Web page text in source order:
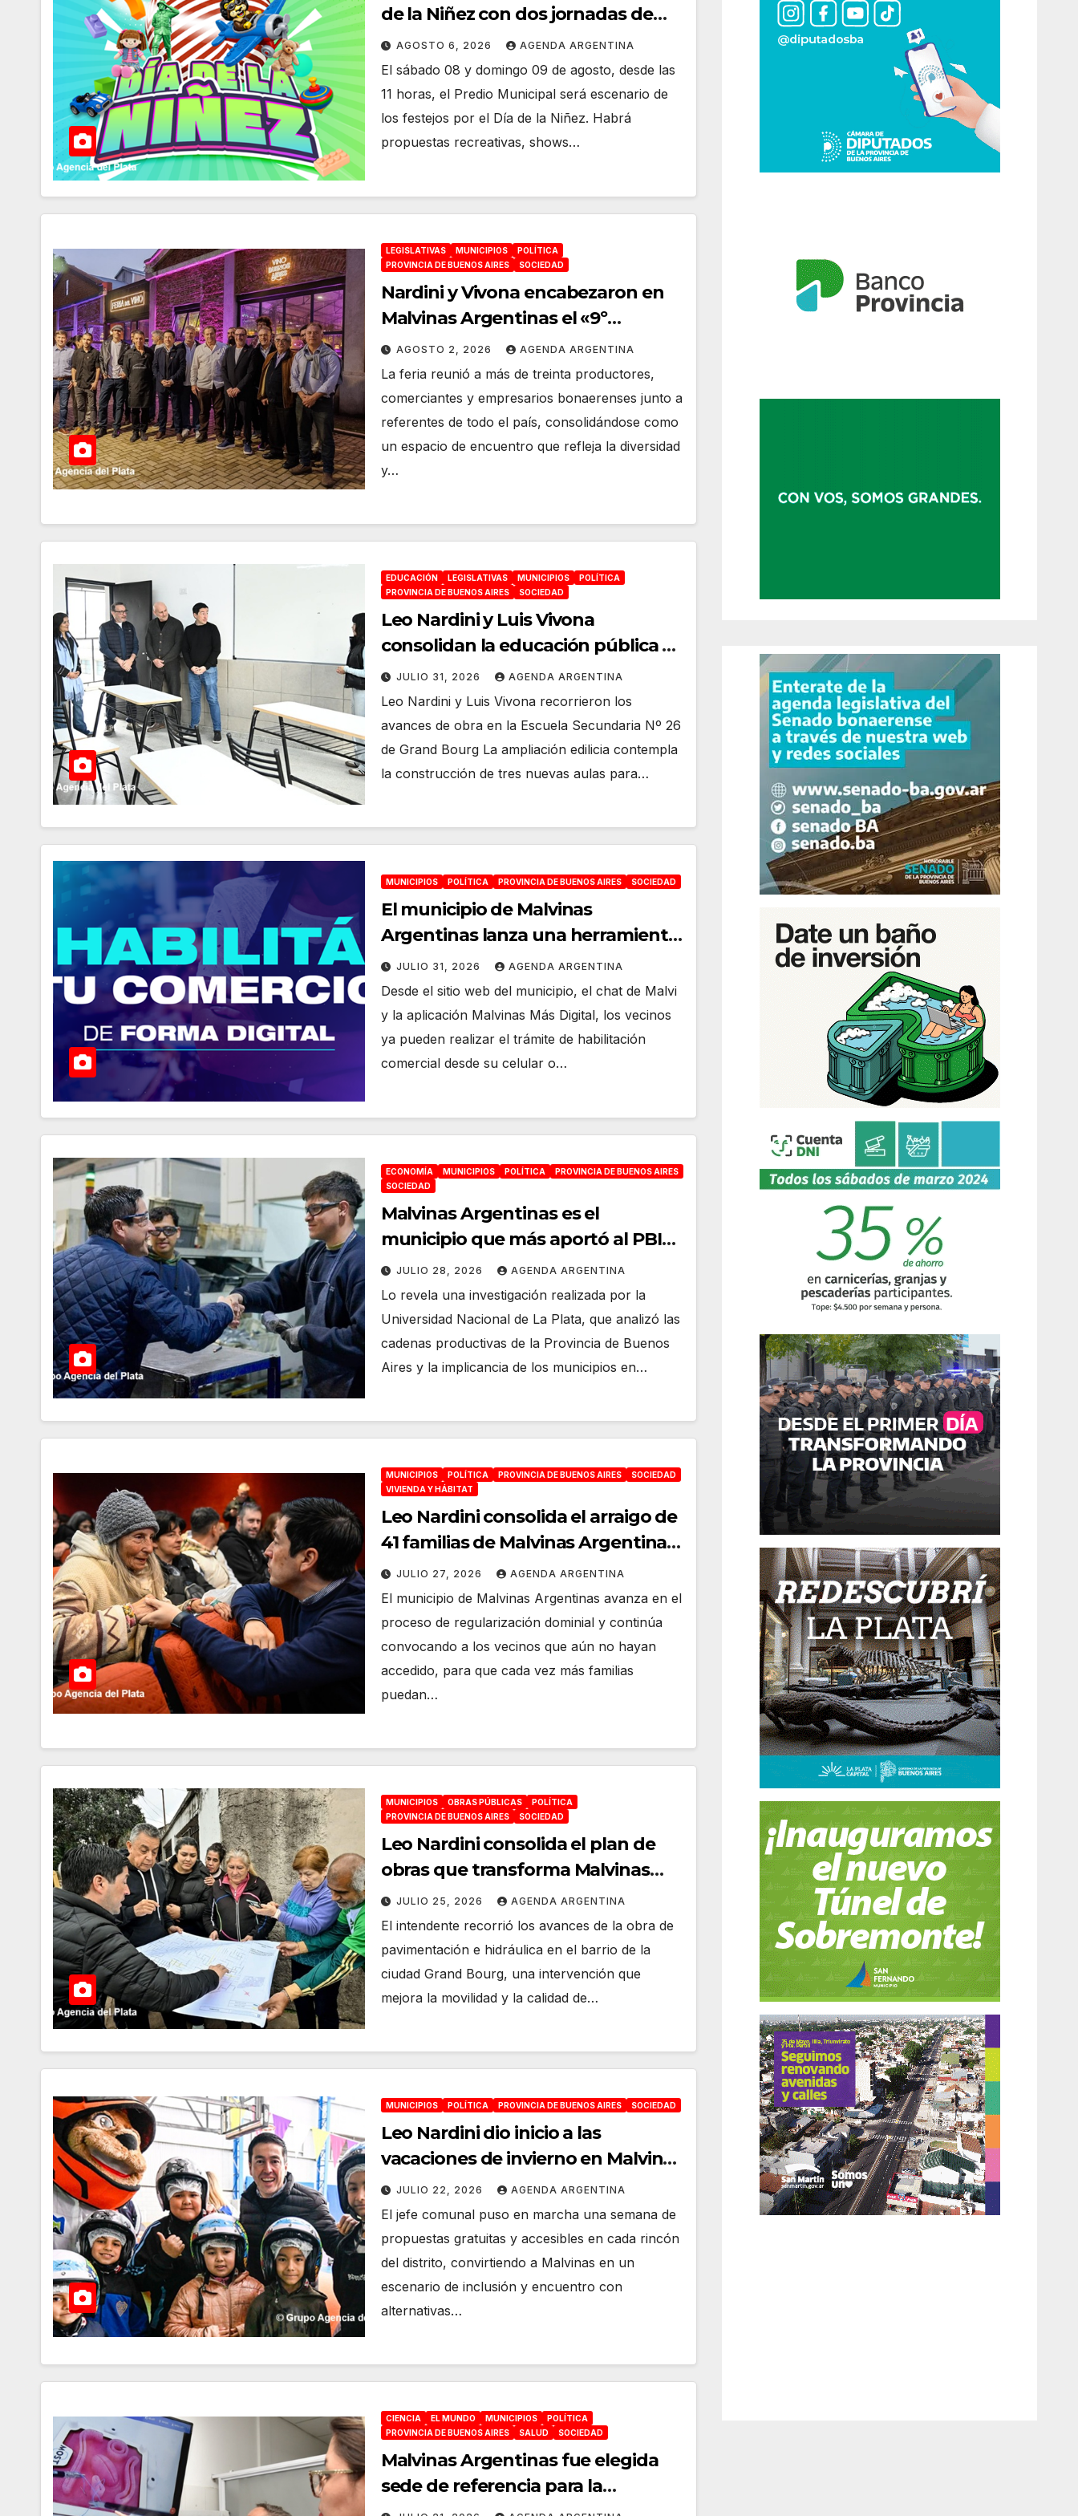
de la Niñez con dos jornadas de
juegos, espectáculos y actividades
para toda la familia
AGOSTO 6, 2026 AGENDA ARGENTINA
El sábado 08 y domingo 09 de agosto, desde las
11 horas, el Predio Municipal será escenario de
los festejos por el Día de la Niñez. Habrá
propuestas recreativas, shows…
LEGISLATIVAS MUNICIPIOS
POLÍTICA
PROVINCIA DE BUENOS AIRES
SOCIEDAD
Nardini y Vivona encabezaron en
Malvinas Argentinas el «9º
Encuentro de Productores
Vitivinícolas de la Provincia de
Buenos Aires»
AGOSTO 2, 2026 AGENDA ARGENTINA
La feria reunió a más de treinta productores,
comerciantes y empresarios bonaerenses junto a
referentes de todo el país, consolidándose como
un espacio de encuentro que refleja la diversidad
y…
EDUCACIÓN LEGISLATIVAS MUNICIPIOS
POLÍTICA
PROVINCIA DE BUENOS AIRES
SOCIEDAD
Leo Nardini y Luis Vivona
consolidan la educación pública en
Malvinas Argentinas con obras
clave en Grand Bourg
JULIO 31, 2026 AGENDA ARGENTINA
Leo Nardini y Luis Vivona recorrieron los
avances de obra en la Escuela Secundaria Nº 26
de Grand Bourg La ampliación edilicia contempla
la construcción de tres nuevas aulas para…
MUNICIPIOS POLÍTICA PROVINCIA DE BUENOS AIRES SOCIEDAD
El municipio de Malvinas
Argentinas lanza una herramienta
para habilitar comercios de
manera digital
JULIO 31, 2026 AGENDA ARGENTINA
Desde el sitio web del municipio, el chat de Malvi
y la aplicación Malvinas Más Digital, los vecinos
ya pueden realizar el trámite de habilitación
comercial desde su celular o…
ECONOMÍA MUNICIPIOS POLÍTICA
PROVINCIA DE BUENOS AIRES
SOCIEDAD
Malvinas Argentinas es el
municipio que más aportó al PBI
de la provincia de Buenos Aires en
la última década
JULIO 28, 2026 AGENDA ARGENTINA
Lo revela una investigación realizada por la
Universidad Nacional de La Plata, que analizó las
cadenas productivas de la Provincia de Buenos
Aires y la implicancia de los municipios en…
MUNICIPIOS POLÍTICA PROVINCIA DE BUENOS AIRES
SOCIEDAD
VIVIENDA Y HÁBITAT
Leo Nardini consolida el arraigo de
41 familias de Malvinas Argentinas
con la firma de sus escrituras
JULIO 27, 2026 AGENDA ARGENTINA
El municipio de Malvinas Argentinas avanza en el
proceso de regularización dominial y continúa
convocando a los vecinos que aún no hayan
accedido, para que cada vez más familias
puedan…
MUNICIPIOS OBRAS PÚBLICAS
POLÍTICA
PROVINCIA DE BUENOS AIRES
SOCIEDAD
Leo Nardini consolida el plan de
obras que transforma Malvinas
Argentinas: «Avances de
pavimentación en el Barrio
Iparraguirre»
JULIO 25, 2026 AGENDA ARGENTINA
El intendente recorrió los avances de la obra de
pavimentación e hidráulica en el barrio de la
ciudad Grand Bourg, una intervención que
mejora la movilidad y la calidad de…
MUNICIPIOS POLÍTICA PROVINCIA DE BUENOS AIRES SOCIEDAD
Leo Nardini dio inicio a las
vacaciones de invierno en Malvinas
Argentinas: Una semana de
propuestas gratuitas para todas
las familias
JULIO 22, 2026 AGENDA ARGENTINA
El jefe comunal puso en marcha una semana de
propuestas gratuitas y accesibles en cada rincón
del distrito, convirtiendo a Malvinas en un
escenario de inclusión y encuentro con
alternativas…
CIENCIA EL MUNDO MUNICIPIOS
POLÍTICA
PROVINCIA DE BUENOS AIRES
SALUD SOCIEDAD
Malvinas Argentinas fue elegida
sede de referencia para la
formación de cirujanos bariátricos